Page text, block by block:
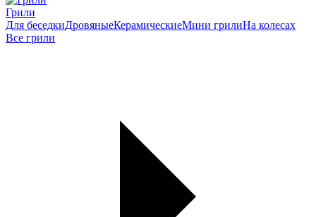
Грили
Для беседкиДровяныеКерамическиеМини грилиНа колесах
Все грили